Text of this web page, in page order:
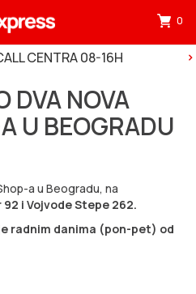
mini
0
CENTRA 08-16H
DVA NOVA
U BEOGRADU
a u Beogradu, na
i Vojvode Stepe 262.
radnim danima (pon-pet) od